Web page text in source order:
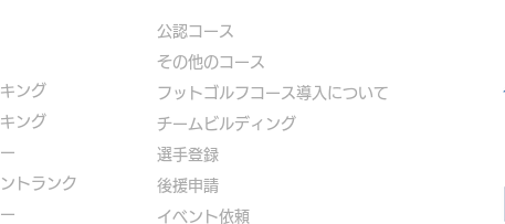
ング
ング
トランク
公認コース
​その他のコース
​ フットゴルフコース導入について
​チームビルディング
選手登録​
​後援申請
​イベント依頼